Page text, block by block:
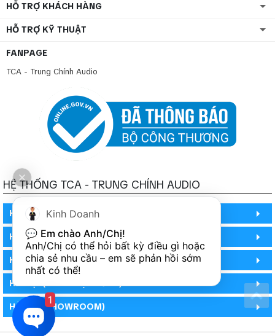
HỖ TRỢ KHÁCH HÀNG
HỖ TRỢ KỸ THUẬT
FANPAGE
TCA - Trung Chính Audio
HỆ THỐNG TCA - TRUNG CHÍNH AUDIO
HỒ CHÍ MINH
HỒ CHÍ MINH
HỒ CHÍ MINH (PHÒNG BẢO HÀNH)
HÀ NỘI (DEMO HỆ THỐNG)
HÀ NỘI (SHOWROOM)
Kinh Doanh
💬 Em chào Anh/Chị!
Anh/Chị có thể hỏi bất kỳ điều gì hoặc
chia sẻ nhu cầu – em sẽ phản hồi sớm
nhất có thể!
1